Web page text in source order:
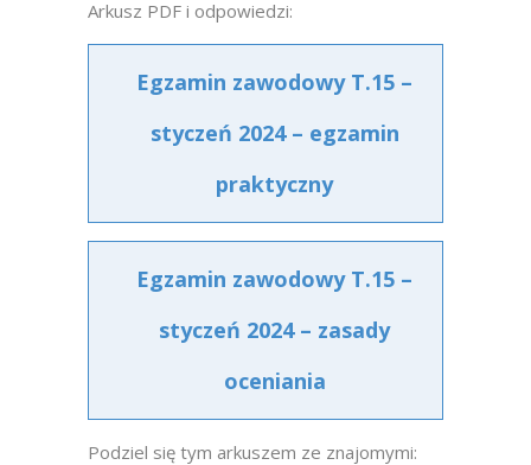
Arkusz PDF i odpowiedzi:
Egzamin zawodowy T.15 –
styczeń 2024 – egzamin
praktyczny
Egzamin zawodowy T.15 –
styczeń 2024 – zasady
oceniania
Podziel się tym arkuszem ze znajomymi: